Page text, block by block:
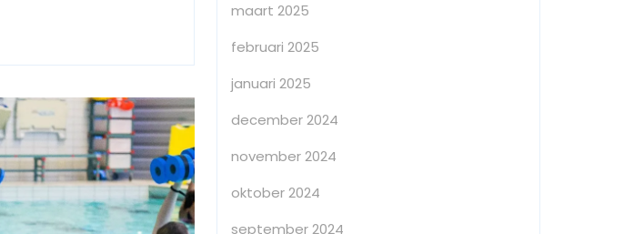
maart 2025
februari 2025
januari 2025
december 2024
november 2024
oktober 2024
september 2024